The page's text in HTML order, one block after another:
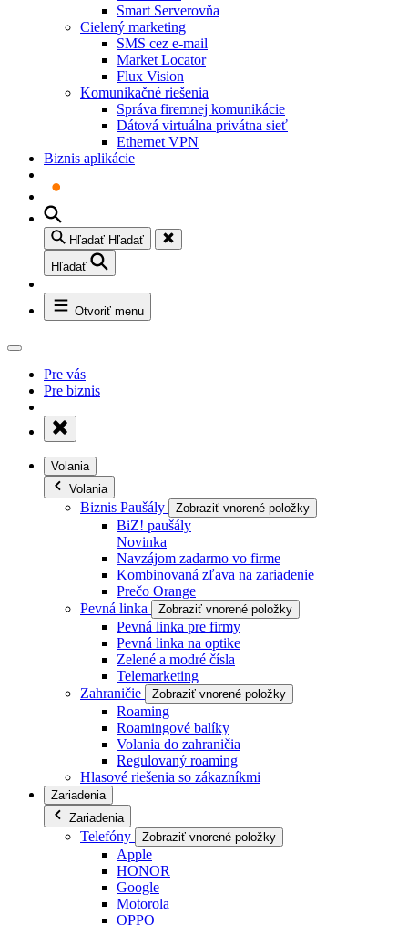
Smart Serverovňa
Cielený marketing
SMS cez e-mail
Market Locator
Flux Vision
Komunikačné riešenia
Správa firemnej komunikácie
Dátová virtuálna privátna sieť
Ethernet VPN
Biznis aplikácie
Hľadať Hľadať
Hľadať
Otvoriť menu
Pre vás
Pre biznis
Volania
Volania
Biznis Paušály Zobraziť vnorené položky
BiZ! paušály
Novinka
Navzájom zadarmo vo firme
Kombinovaná zľava na zariadenie
Prečo Orange
Pevná linka
Zobraziť vnorené položky
Pevná linka pre firmy
Pevná linka na optike
Zelené a modré čísla
Telemarketing
Zahraničie
Zobraziť vnorené položky
Roaming
Roamingové balíky
Volania do zahraničia
Regulovaný roaming
Hlasové riešenia so zákazníkmi
Zariadenia
Zariadenia
Telefóny Zobraziť vnorené položky
Apple
HONOR
Google
Motorola
OPPO